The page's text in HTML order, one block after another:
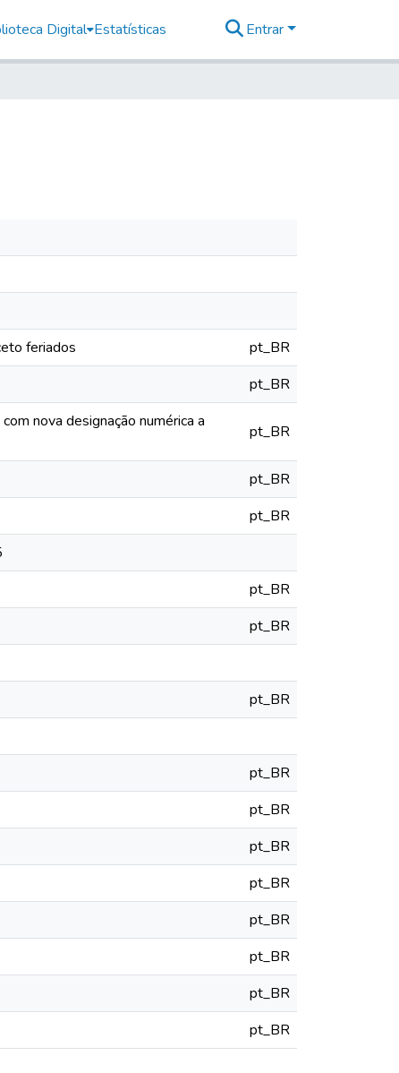
Digital Estatísticas Entrar
feriados
pt_BR
pt_BR
nova designação numérica a
pt_BR
pt_BR
pt_BR
pt_BR
pt_BR
pt_BR
pt_BR
pt_BR
pt_BR
pt_BR
pt_BR
pt_BR
pt_BR
pt_BR